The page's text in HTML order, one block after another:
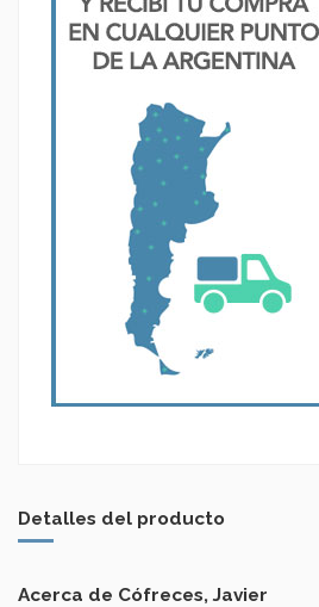
Detalles del producto
Acerca de Cófreces, Javier